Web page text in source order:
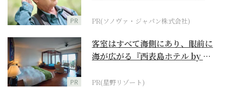
PR PR(ソノヴァ・ジャパン株式会社)
PR
客室はすべて海側にあり、眼前に
海が広がる『西表島ホテル by 星
PR(星野リゾート)